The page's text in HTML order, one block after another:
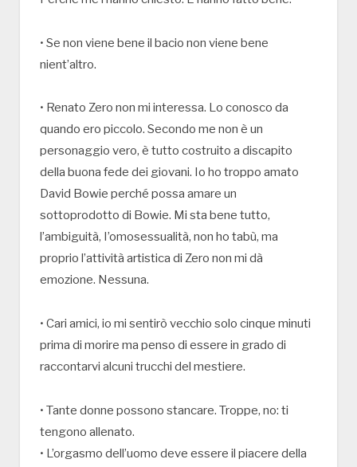
• Se non viene bene il bacio non viene bene
nient’altro.
• Renato Zero non mi interessa. Lo conosco da
quando ero piccolo. Secondo me non è un
personaggio vero, è tutto costruito a discapito
della buona fede dei giovani. Io ho troppo amato
David Bowie perché possa amare un
sottoprodotto di Bowie. Mi sta bene tutto,
l’ambiguità, I’omosessualità, non ho tabù, ma
proprio l’attività artistica di Zero non mi dà
emozione. Nessuna.
• Cari amici, io mi sentirò vecchio solo cinque minuti
prima di morire ma penso di essere in grado di
raccontarvi alcuni trucchi del mestiere.
• Tante donne possono stancare. Troppe, no: ti
tengono allenato.
• L’orgasmo dell’uomo deve essere il piacere della